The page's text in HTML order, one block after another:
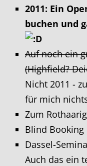
2011: Ein
buchen und
Auf noch ein
(Highfield?
Nicht 2011 -
für mich
Zum
Blind Booking
Dassel-
Auch das ein